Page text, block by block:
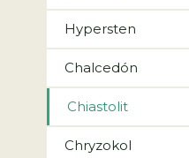
Hypersten
Chalcedón
Chiastolit
Chryzokol